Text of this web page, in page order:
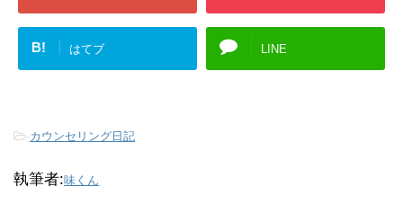
B! はてブ LINE
-カウンセリング日記
執筆者:味くん